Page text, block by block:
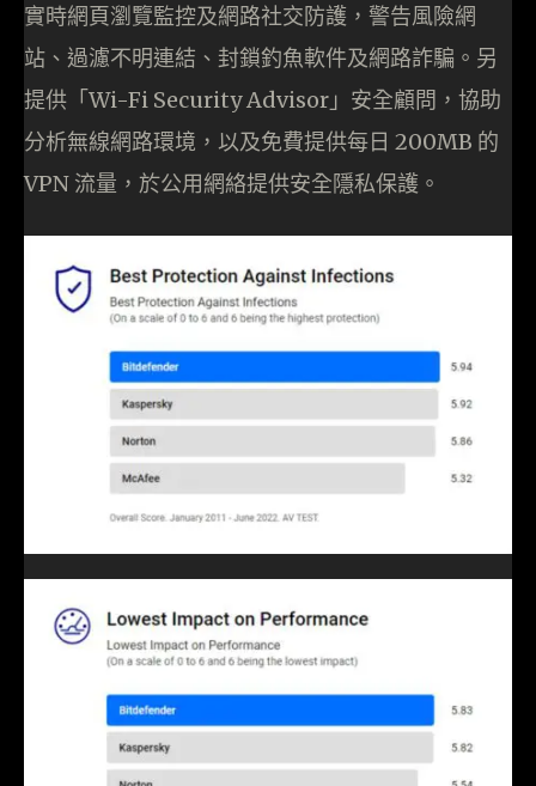
實時網頁瀏覽監控及網路社交防護，警告風險網
站、過濾不明連結、封鎖釣魚軟件及網路詐騙。另
提供「Wi-Fi Security Advisor」安全顧問，協助
分析無線網路環境，以及免費提供每日 200MB 的
VPN 流量，於公用網絡提供安全隱私保護。